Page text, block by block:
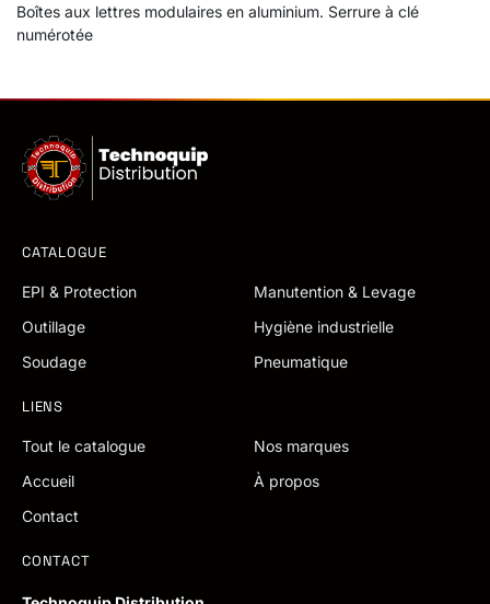
Boîtes aux lettres modulaires en aluminium. Serrure à clé
numérotée
CATALOGUE
EPI & Protection
Manutention & Levage
Outillage
Hygiène industrielle
Soudage
Pneumatique
LIENS
Tout le catalogue
Nos marques
Accueil
À propos
Contact
CONTACT